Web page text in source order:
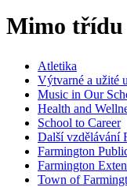
Mimo třídu
Atletika
Výtvarné a užité
Music in Our
Health and
School to Career
Další vzdělávání
Farmington
Farmington
Town of